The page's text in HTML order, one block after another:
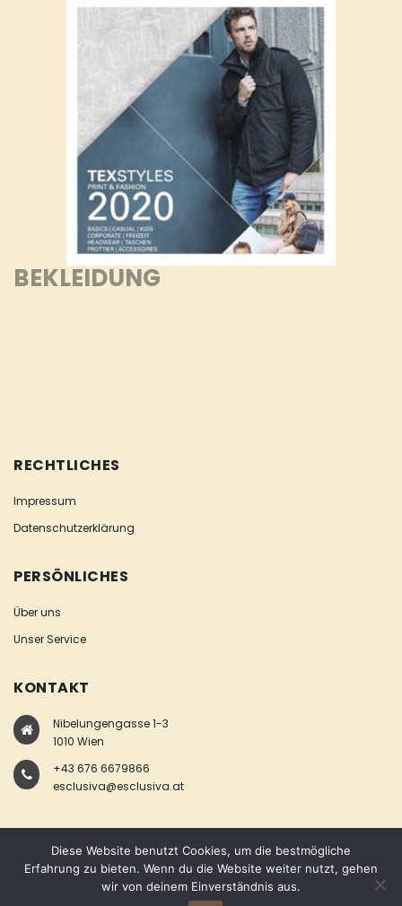
BEKLEIDUNG
RECHTLICHES
Impressum
Datenschutzerklärung
PERSÖNLICHES
Über uns
Unser Service
KONTAKT
Nibelungengasse 1-3
1010 Wien
+43 676 6679866
esclusiva@esclusiva.at
COPYRIGHT © ESCLUSIVA
Diese Website benutzt Cookies, um die bestmögliche
Erfahrung zu bieten. Wenn du die Website weiter nutzt, gehen
wir von deinem Einverständnis aus.